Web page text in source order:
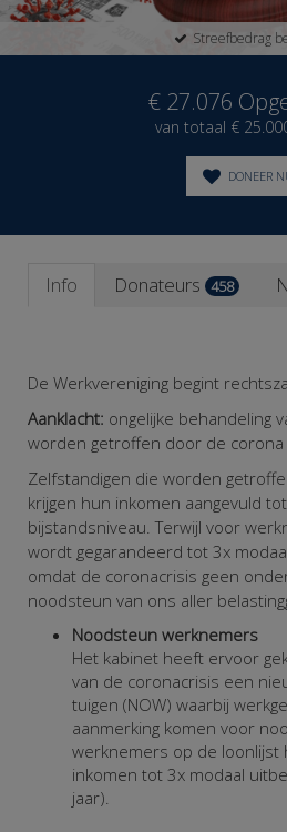
Streefbedrag
€ 27.076
van totaal €
DONEER
Info Donateurs 458
De Werkvereniging begint
Aanklacht: ongelijke behandeling
worden getroffen door de corona
Zelfstandigen die worden
krijgen hun inkomen aangevuld
bijstandsniveau. Terwijl voor
wordt gegarandeerd tot 3x
omdat de coronacrisis geen
noodsteun van ons aller
Noodsteun werknemers
Het kabinet heeft ervoor
van de coronacrisis een
tuigen (NOW) waarbij
aanmerking komen voor
werknemers op de loonlijst
inkomen tot 3x modaal
jaar).